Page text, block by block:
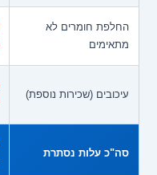
החלפת חומרים לא
מתאימים
עיכובים (שכירות נוספת)
סה"כ עלות נסתרת